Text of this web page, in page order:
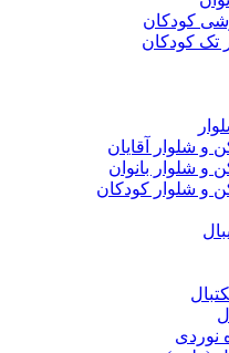
کودکان
تک کودکان
و شلوار آقایان
و شلوار بانوان
و شلوار کودکان